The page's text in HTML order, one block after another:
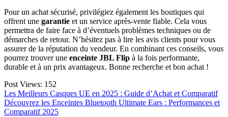
Pour un achat sécurisé, privilégiez également les boutiques qui
offrent une garantie et un service après-vente fiable. Cela vous
permettra de faire face à d’éventuels problèmes techniques ou de
démarches de retour. N’hésitez pas à lire les avis clients pour vous
assurer de la réputation du vendeur. En combinant ces conseils, vous
pourrez trouver une enceinte JBL Flip à la fois performante,
durable et à un prix avantageux. Bonne recherche et bon achat !
Post Views: 152
Navigation
de
Les Meilleurs Casques UE en 2025 : Guide d’Achat et Comparatif
Découvrez les Enceintes Bluetooth Ultimate Ears : Performances et
Comparatif 2025